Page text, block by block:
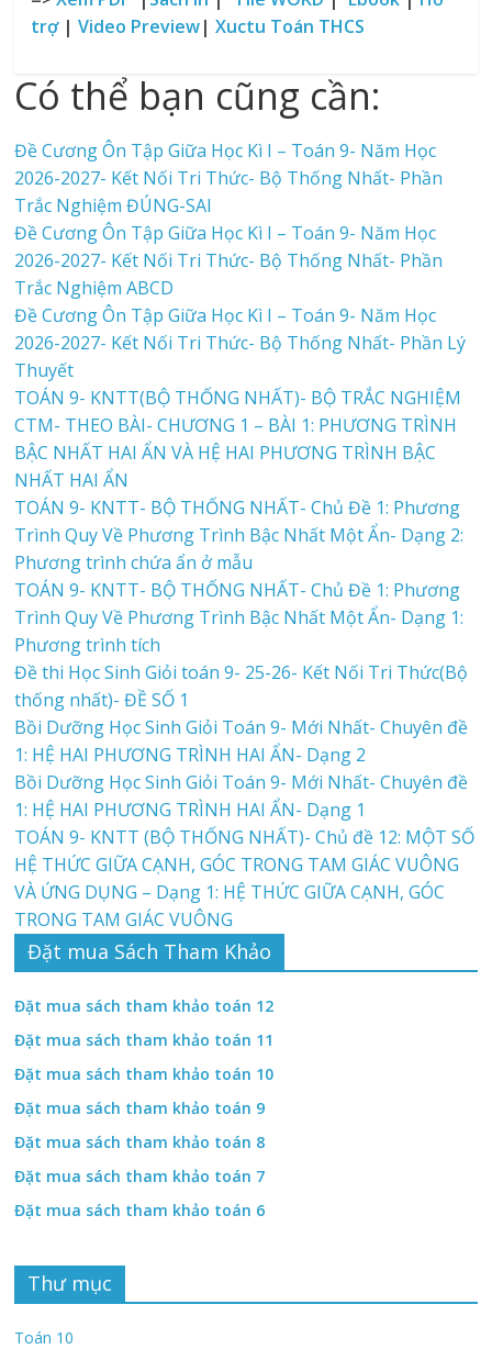
trợ|Video Preview|Xuctu Toán THCS
Có thể bạn cũng cần:
Đề Cương Ôn Tập Giữa Học Kì I – Toán 9- Năm Học
2026-2027- Kết Nối Tri Thức- Bộ Thống Nhất- Phần
Trắc Nghiệm ĐÚNG-SAI
Đề Cương Ôn Tập Giữa Học Kì I – Toán 9- Năm Học
2026-2027- Kết Nối Tri Thức- Bộ Thống Nhất- Phần
Trắc Nghiệm ABCD
Đề Cương Ôn Tập Giữa Học Kì I – Toán 9- Năm Học
2026-2027- Kết Nối Tri Thức- Bộ Thống Nhất- Phần Lý
Thuyết
TOÁN 9- KNTT(BỘ THỐNG NHẤT)- BỘ TRẮC NGHIỆM
CTM- THEO BÀI- CHƯƠNG 1 – BÀI 1: PHƯƠNG TRÌNH
BẬC NHẤT HAI ẨN VÀ HỆ HAI PHƯƠNG TRÌNH BẬC
NHẤT HAI ẨN
TOÁN 9- KNTT- BỘ THỐNG NHẤT- Chủ Đề 1: Phương
Trình Quy Về Phương Trình Bậc Nhất Một Ẩn- Dạng 2:
Phương trình chứa ẩn ở mẫu
TOÁN 9- KNTT- BỘ THỐNG NHẤT- Chủ Đề 1: Phương
Trình Quy Về Phương Trình Bậc Nhất Một Ẩn- Dạng 1:
Phương trình tích
Đề thi Học Sinh Giỏi toán 9- 25-26- Kết Nối Tri Thức(Bộ
thống nhất)- ĐỀ SỐ 1
Bồi Dưỡng Học Sinh Giỏi Toán 9- Mới Nhất- Chuyên đề
1: HỆ HAI PHƯƠNG TRÌNH HAI ẨN- Dạng 2
Bồi Dưỡng Học Sinh Giỏi Toán 9- Mới Nhất- Chuyên đề
1: HỆ HAI PHƯƠNG TRÌNH HAI ẨN- Dạng 1
TOÁN 9- KNTT (BỘ THỐNG NHẤT)- Chủ đề 12: MỘT SỐ
HỆ THỨC GIỮA CẠNH, GÓC TRONG TAM GIÁC VUÔNG
VÀ ỨNG DỤNG – Dạng 1: HỆ THỨC GIỮA CẠNH, GÓC
TRONG TAM GIÁC VUÔNG
Đặt mua Sách Tham Khảo
Đặt mua sách tham khảo toán 12
Đặt mua sách tham khảo toán 11
Đặt mua sách tham khảo toán 10
Đặt mua sách tham khảo toán 9
Đặt mua sách tham khảo toán 8
Đặt mua sách tham khảo toán 7
Đặt mua sách tham khảo toán 6
Thư mục
Toán 10